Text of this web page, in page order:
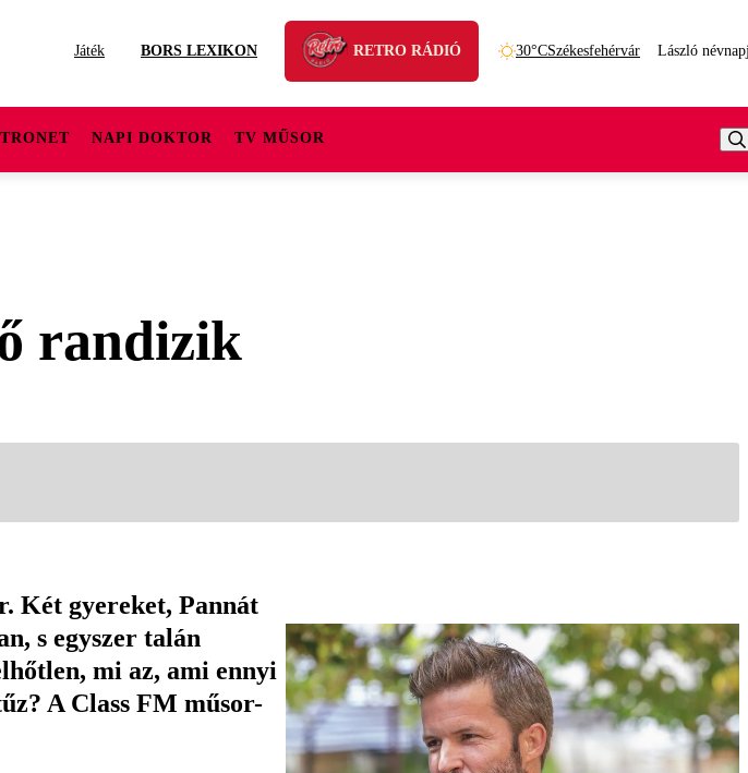
Játék BORS LEXIKON RETRO RÁDIÓ 30°CSzékesfehérvár László
NAPI DOKTOR TV MŰSOR
randizik
Két gyereket, Pannát
s egyszer talán
mi az, ami ennyi
A Class FM műsor-